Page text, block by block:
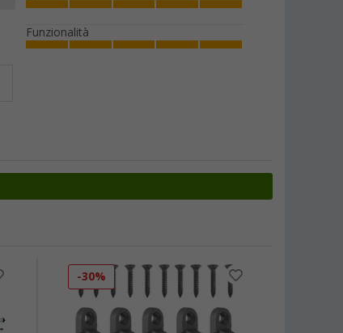
Funzionalità
-30%